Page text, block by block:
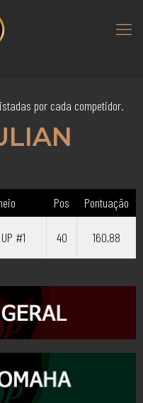
por cada competidor.
Pos
Pontuação
UP #1 40 160,88